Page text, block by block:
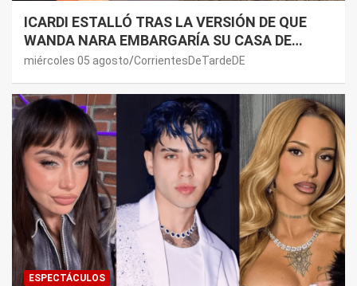
ICARDI ESTALLÓ TRAS LA VERSIÓN DE QUE
WANDA NARA EMBARGARÍA SU CASA DE
NORDELTA: “NECESITAN RASCAR DE ALGÚN
miércoles 05 agosto CorrientesDeTardeDE
ESPECTÁCULOS